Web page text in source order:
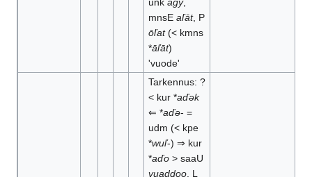
mnsE aľāt, P
ōľat(< kmns
*āľāt)
'vuode'
Tarkennus: ?
< kur *aďək
⇐ *aďə- =
udm (< kpe
*wuľ-) ⇒ kur
*aďo> saaU
vuaddoo, L